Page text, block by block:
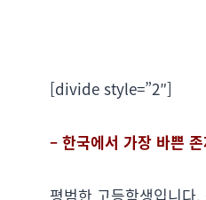
[divide style=”2″]
– 한국에서 가장 바쁜
평범한 고등학생입니다